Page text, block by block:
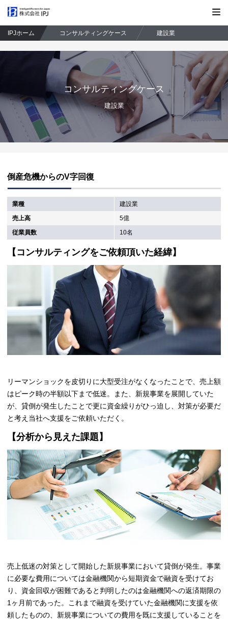
IPJホーム コンサルティングケース 建設業
コンサルティングケース
建設業
倒産危機からのV字回復
業種
建設業
売上高
5億
従業員数
10名
【コンサルティングをご依頼頂いた経緯】
リーマンショックを皮切りに大型受注がなくなったことで、売上額
はピーク時の半額以下まで低迷。また、新規事業を展開していた
が、貸倒が発生したことで更に資金繰りがひっ迫し、対策が必要だ
と考え当社へ支援をご依頼いただく。
【分析から見えた課題】
売上低迷の対策として開始した新規事業において貸倒が発生。事業
に必要な費用については金融機関から短期資金で融資を受けてお
り、資金回収が困難であると判明したのは金融機関への返済期限の
1ヶ月前であった。これまで融資を受けていた金融機関に支援を依
頼したものの、新規事業についての費用を既に支援していることを